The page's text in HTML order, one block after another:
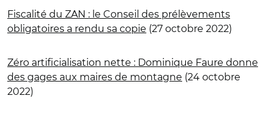
Fiscalité du ZAN : le Conseil des prélèvements
obligatoires a rendu sa copie (27 octobre 2022)
Zéro artificialisation nette : Dominique Faure donne
des gages aux maires de montagne (24 octobre
2022)